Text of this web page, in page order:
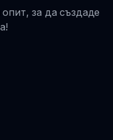
за да създаде